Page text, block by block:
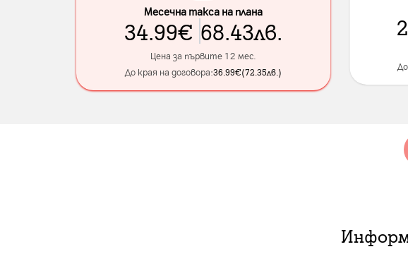
Месечна такса на плана
34.99€ 68.43лв.
Цена за първите 12 мес.
До края на договора:36.99€(72.35лв. )